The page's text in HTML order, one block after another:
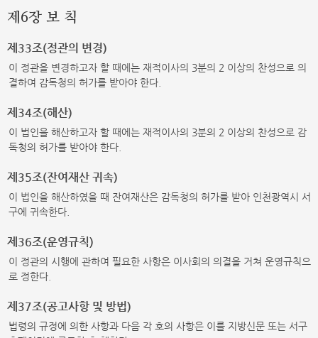
제6장 보 칙
제33조(정관의 변경)
이 정관을 변경하고자 할 때에는 재적이사의 3분의 2 이상의 찬성으로 의
결하여 감독청의 허가를 받아야 한다.
제34조(해산)
이 법인을 해산하고자 할 때에는 재적이사의 3분의 2 이상의 찬성으로 감
독청의 허가를 받아야 한다.
제35조(잔여재산 귀속)
이 법인을 해산하였을 때 잔여재산은 감독청의 허가를 받아 인천광역시 서
구에 귀속한다.
제36조(운영규칙)
이 정관의 시행에 관하여 필요한 사항은 이사회의 의결을 거쳐 운영규칙으
로 정한다.
제37조(공고사항 및 방법)
법령의 규정에 의한 사항과 다음 각 호의 사항은 이를 지방신문 또는 서구